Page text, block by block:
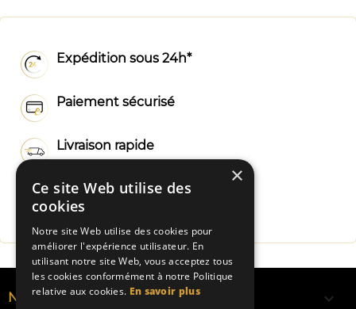
Expédition sous 24h*
Paiement sécurisé
Livraison rapide
Fabrication Française
NOS RUBANS 
×
Ce site Web utilise des
cookies
Notre site Web utilise des cookies pour
améliorer l'expérience utilisateur. En
utilisant notre site Web, vous acceptez tous
les cookies conformément à notre Politique
relative aux cookies. En savoir plus